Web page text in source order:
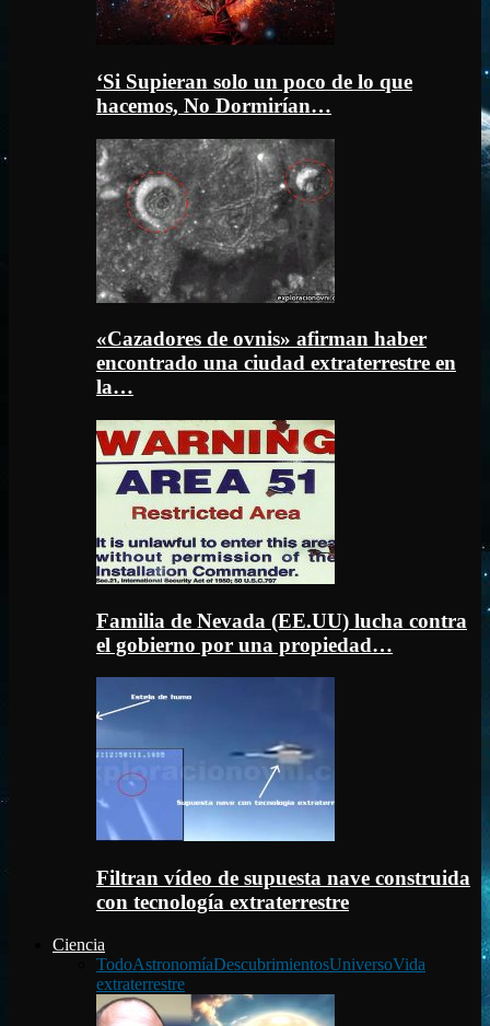
‘Si Supieran solo un poco de lo que
hacemos, No Dormirían…
«Cazadores de ovnis» afirman haber
encontrado una ciudad extraterrestre en
la…
Familia de Nevada (EE.UU) lucha contra
el gobierno por una propiedad…
Filtran vídeo de supuesta nave construida
con tecnología extraterrestre
Ciencia
TodoAstronomíaDescubrimientosUniversoVida
extraterrestre